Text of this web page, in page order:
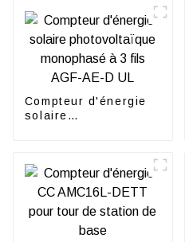
Compteur d'énergie
solaire